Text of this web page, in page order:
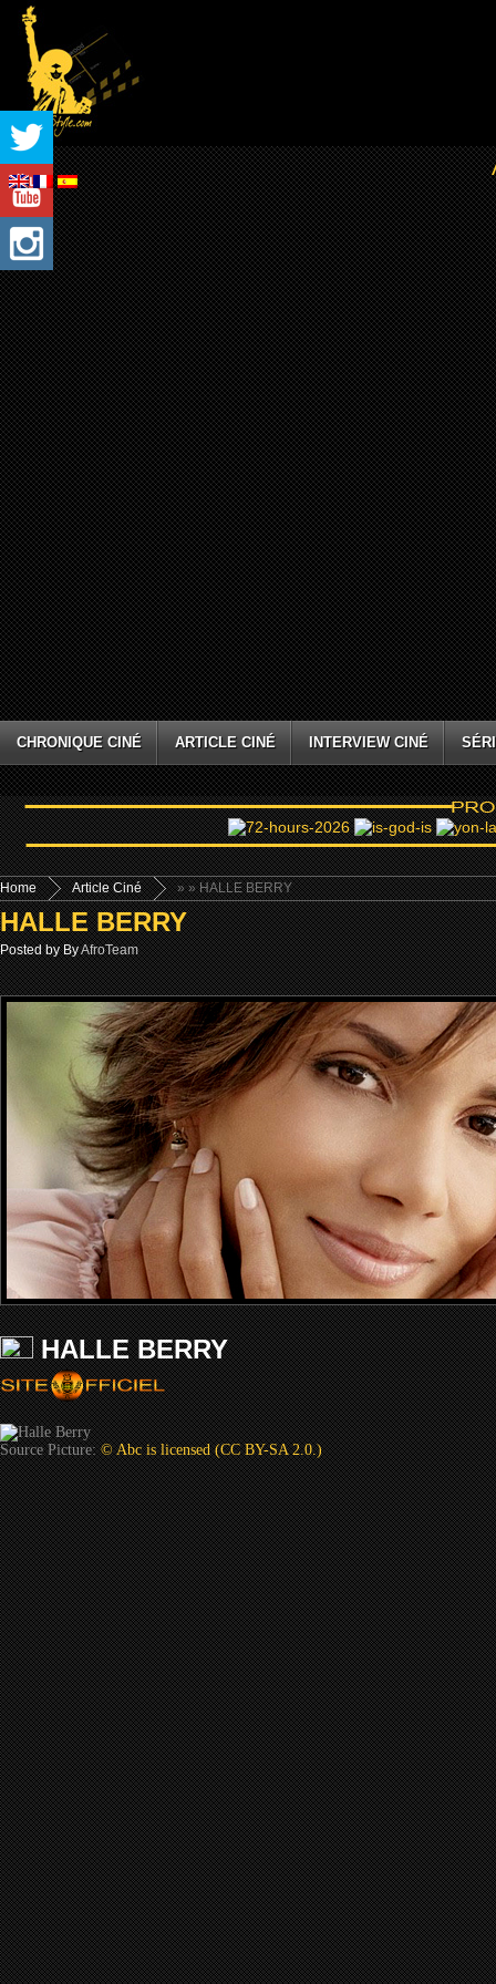
CHRONIQUE CINÉ ARTICLE CINÉ INTERVIEW CINÉ
Home »
Article Ciné » HALLE BERRY
HALLE BERRY
Posted by ByAfroTeam
HALLE BERRY
Source Picture:© Abc is licensed (CC BY-SA 2.0.)